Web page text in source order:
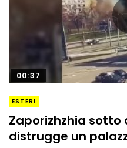
00:37
ESTERI
Zaporizhzhia
distrugge un